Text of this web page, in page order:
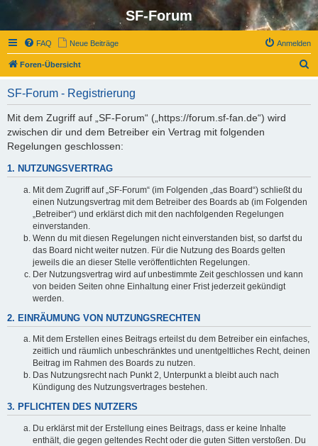
SF-Forum
FAQ Neue Beiträge Anmelden
Foren-Übersicht
SF-Forum - Registrierung
Mit dem Zugriff auf „SF-Forum“ („https://forum.sf-fan.de“) wird
zwischen dir und dem Betreiber ein Vertrag mit folgenden
Regelungen geschlossen:
1. NUTZUNGSVERTRAG
Mit dem Zugriff auf „SF-Forum“ (im Folgenden „das Board“) schließt du
einen Nutzungsvertrag mit dem Betreiber des Boards ab (im Folgenden
„Betreiber“) und erklärst dich mit den nachfolgenden Regelungen
einverstanden.
Wenn du mit diesen Regelungen nicht einverstanden bist, so darfst du
das Board nicht weiter nutzen. Für die Nutzung des Boards gelten
jeweils die an dieser Stelle veröffentlichten Regelungen.
Der Nutzungsvertrag wird auf unbestimmte Zeit geschlossen und kann
von beiden Seiten ohne Einhaltung einer Frist jederzeit gekündigt
werden.
2. EINRÄUMUNG VON NUTZUNGSRECHTEN
Mit dem Erstellen eines Beitrags erteilst du dem Betreiber ein einfaches,
zeitlich und räumlich unbeschränktes und unentgeltliches Recht, deinen
Beitrag im Rahmen des Boards zu nutzen.
Das Nutzungsrecht nach Punkt 2, Unterpunkt a bleibt auch nach
Kündigung des Nutzungsvertrages bestehen.
3. PFLICHTEN DES NUTZERS
Du erklärst mit der Erstellung eines Beitrags, dass er keine Inhalte
enthält, die gegen geltendes Recht oder die guten Sitten verstoßen. Du